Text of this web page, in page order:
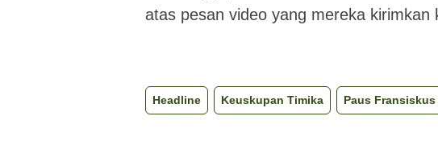
atas pesan video yang mereka kirimkan
Headline Keuskupan Timika Paus Fransiskus